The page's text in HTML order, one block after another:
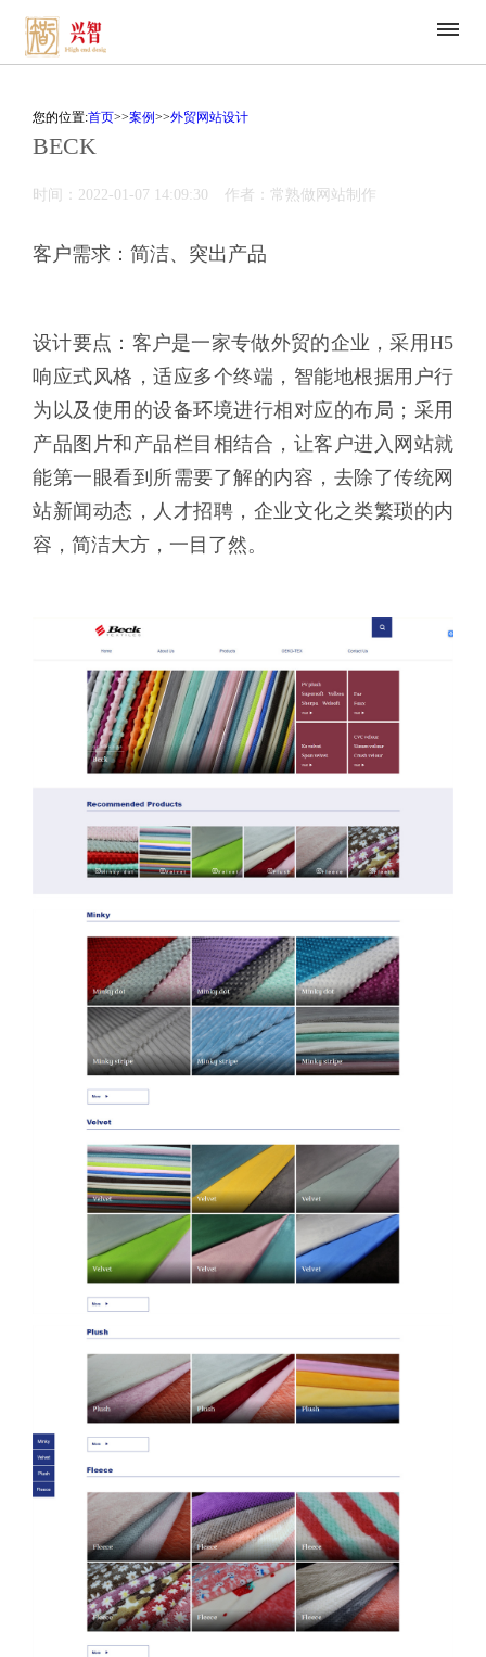
您的位置:首页>>案例>>外贸网站设计
BECK
时间：2022-01-07 14:09:30 作者：常熟做网站制作
客户需求：简洁、突出产品
设计要点：客户是一家专做外贸的企业，采用H5
响应式风格，适应多个终端，智能地根据用户行
为以及使用的设备环境进行相对应的布局；采用
产品图片和产品栏目相结合，让客户进入网站就
能第一眼看到所需要了解的内容，去除了传统网
站新闻动态，人才招聘，企业文化之类繁琐的内
容，简洁大方，一目了然。